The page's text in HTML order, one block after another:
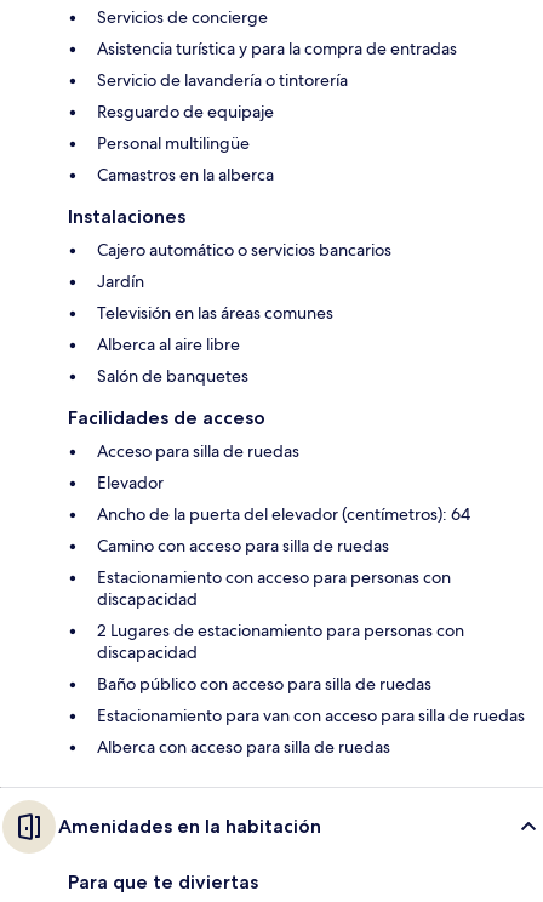
Servicios de concierge
Asistencia turística y para la compra de entradas
Servicio de lavandería o tintorería
Resguardo de equipaje
Personal multilingüe
Camastros en la alberca
Instalaciones
Cajero automático o servicios bancarios
Jardín
Televisión en las áreas comunes
Alberca al aire libre
Salón de banquetes
Facilidades de acceso
Acceso para silla de ruedas
Elevador
Ancho de la puerta del elevador (centímetros): 64
Camino con acceso para silla de ruedas
Estacionamiento con acceso para personas con
discapacidad
2 Lugares de estacionamiento para personas con
discapacidad
Baño público con acceso para silla de ruedas
Estacionamiento para van con acceso para silla de ruedas
Alberca con acceso para silla de ruedas
Amenidades en la habitación
Para que te diviertas